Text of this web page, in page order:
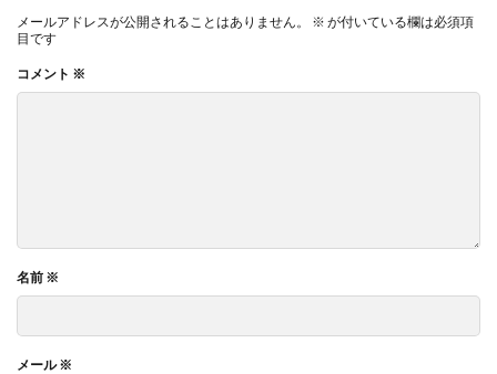
メールアドレスが公開されることはありません。 ※ が付いている欄は必須項
目です
コメント ※
名前 ※
メール※